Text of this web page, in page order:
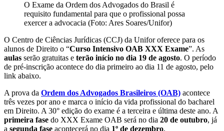
O Exame da Ordem dos Advogados do Brasil é
requisito fundamental para que o profissional possa
exercer a advocacia (Foto: Ares Soares/Unifor)
O Centro de Ciências Jurídicas (CCJ) da Unifor oferece para os
alunos de Direito o “Curso Intensivo OAB XXX Exame”. As
aulas serão gratuitas e terão início no dia 19 de agosto. O período
de pré-inscrição acontece do dia primeiro ao dia 11 de agosto, pelo
link abaixo.
A prova da Ordem dos Advogados Brasileiros (OAB) acontece
três vezes por ano e marca o início da vida profissional do bacharel
em Direito. A 30° edição do exame é a terceira e última deste ano. A
primeira fase do XXX Exame OAB será no dia 20 de outubro, já
a segunda fase acontecerá no dia 1º de dezembro.